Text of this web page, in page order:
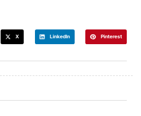
X LinkedIn Pinterest